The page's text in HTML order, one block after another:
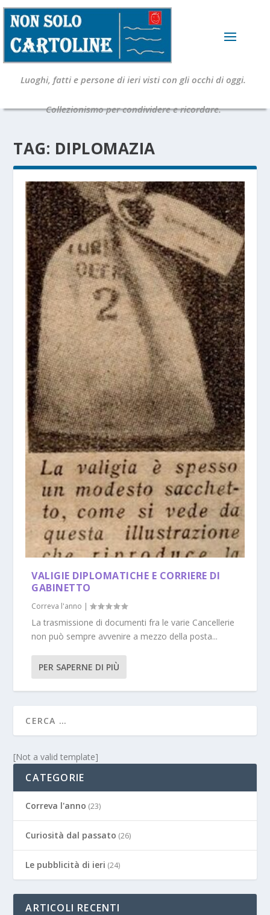
Luoghi, fatti e persone di ieri visti con gli occhi di oggi.
Collezionismo per condividere e ricordare.
TAG: DIPLOMAZIA
VALIGIE DIPLOMATICHE E CORRIERE DI
GABINETTO
Correva l'anno |
La trasmissione di documenti fra le varie Cancellerie
non può sempre avvenire a mezzo della posta...
PER SAPERNE DI PIÙ
[Not a valid template]
CATEGORIE
Correva l'anno (23)
Curiosità dal passato (26)
Le pubblicità di ieri (24)
ARTICOLI RECENTI